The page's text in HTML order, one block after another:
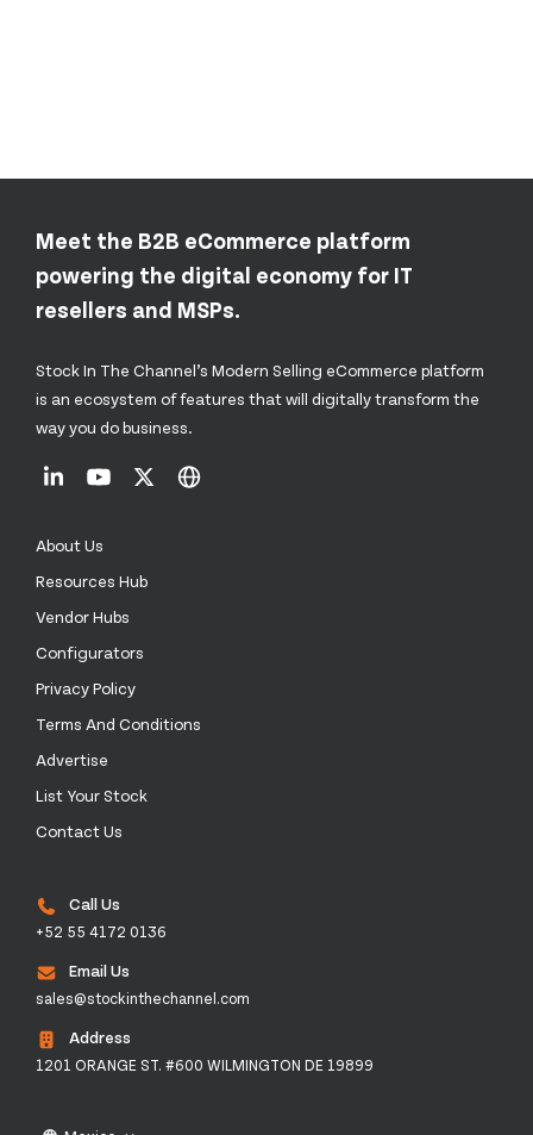
Meet the B2B eCommerce platform
powering the digital economy for IT
resellers and MSPs.
Stock In The Channel’s Modern Selling eCommerce platform
is an ecosystem of features that will digitally transform the
way you do business.
About Us
Resources Hub
Vendor Hubs
Configurators
Privacy Policy
Terms And Conditions
Advertise
List Your Stock
Contact Us
Call Us
+52 55 4172 0136
Email Us
sales@stockinthechannel.com
Address
1201 ORANGE ST. #600 WILMINGTON DE 19899